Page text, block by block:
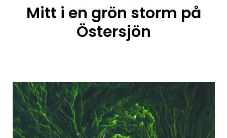
Mitt i en grön storm på
Östersjön